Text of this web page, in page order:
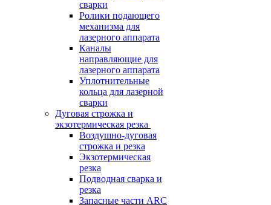
сварки
Ролики подающего
механизма для
лазерного аппарата
Каналы
направляющие для
лазерного аппарата
Уплотнительные
кольца для лазерной
сварки
Дуговая строжка и
экзотермическая резка
Воздушно-дуговая
строжка и резка
Экзотермическая
резка
Подводная сварка и
резка
Запасные части ARC